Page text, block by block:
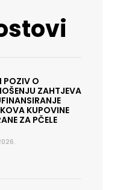
POZIV O
ZAHTJEVA
KUPOVINE
ZA PČELE